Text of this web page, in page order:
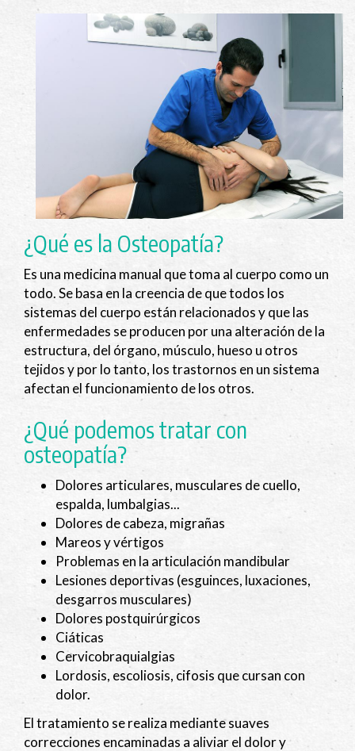
¿Qué es la Osteopatía?
Es una medicina manual que toma al cuerpo como un
todo. Se basa en la creencia de que todos los
sistemas del cuerpo están relacionados y que las
enfermedades se producen por una alteración de la
estructura, del órgano, músculo, hueso u otros
tejidos y por lo tanto, los trastornos en un sistema
afectan el funcionamiento de los otros.
¿Qué podemos tratar con
osteopatía?
Dolores articulares, musculares de cuello,
espalda, lumbalgias...
Dolores de cabeza, migrañas
Mareos y vértigos
Problemas en la articulación mandibular
Lesiones deportivas (esguinces, luxaciones,
desgarros musculares)
Dolores postquirúrgicos
Ciáticas
Cervicobraquialgias
Lordosis, escoliosis, cifosis que cursan con
dolor.
El tratamiento se realiza mediante suaves
correcciones encaminadas a aliviar el dolor y